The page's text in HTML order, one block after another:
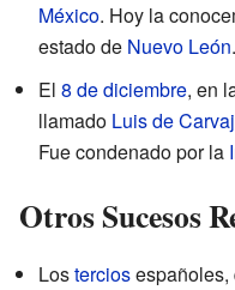
México. Hoy la
estado de Nuevo León.
El 8 de diciembre, en
llamado Luis de
Fue condenado por la
Otros Sucesos
Losterciosespañoles,